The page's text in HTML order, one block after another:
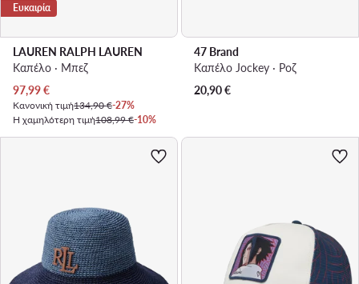
Ευκαιρία
LAUREN RALPH LAUREN
Καπέλο · Μπεζ
Τρέχουσα τιμή
97,99€
Κανονική τιμή134,90 €-27%
Η χαμηλότερη τιμή108,99 €-10%
47 Brand
Καπέλο Jockey · Ροζ
20,90€